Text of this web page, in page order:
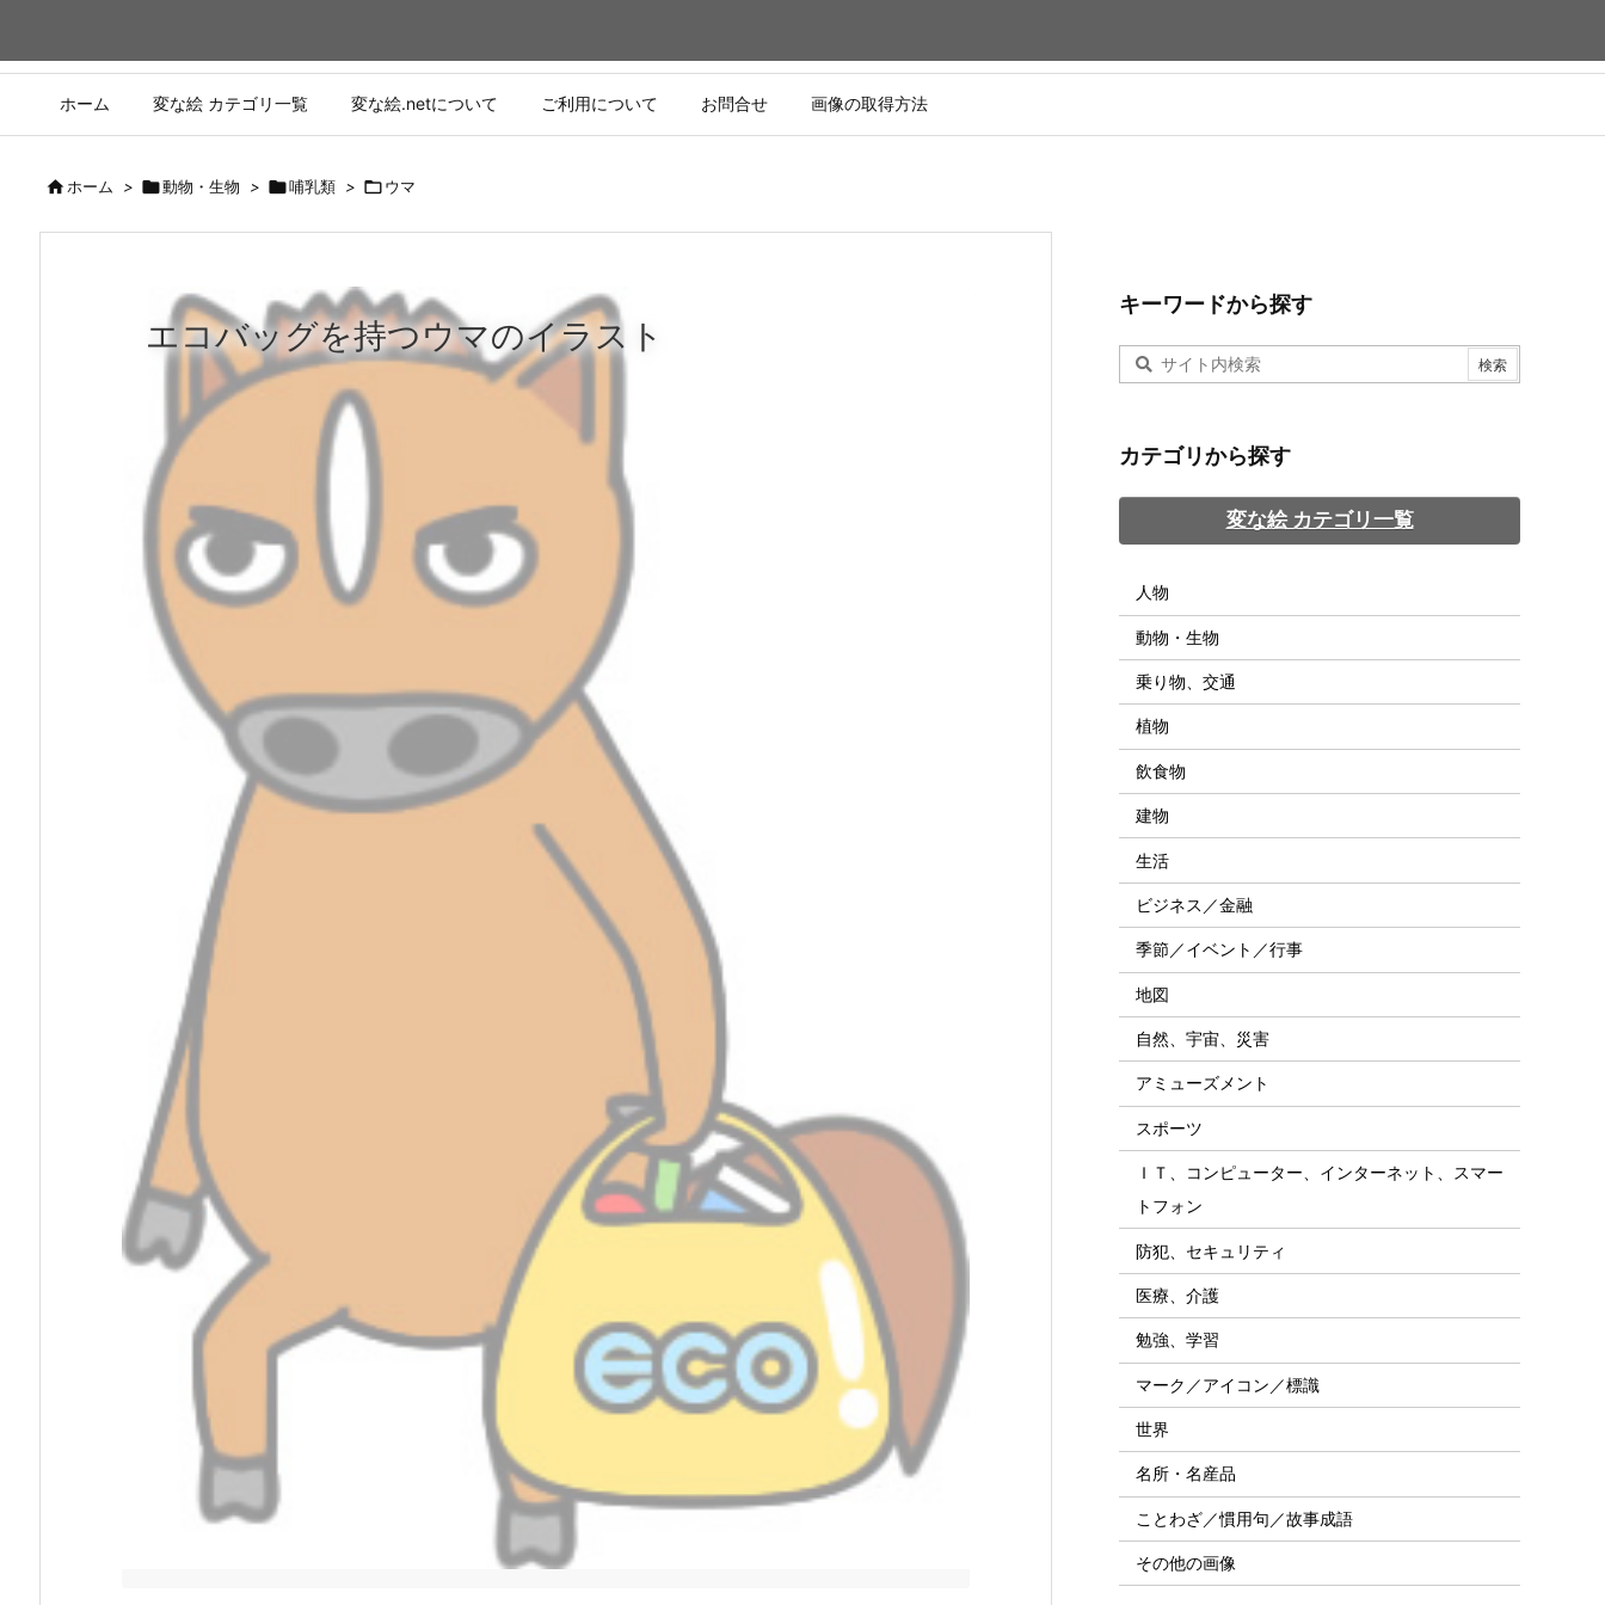
ホーム 変な絵 カテゴリ一覧 変な絵.netについて ご利用について お問合せ 画像の取得方法
ホーム > 動物・生物 > 哺乳類 > ウマ
エコバッグを持つウマのイラスト
キーワードから探す
カテゴリから探す
変な絵 カテゴリ一覧
人物
動物・生物
乗り物、交通
植物
飲食物
建物
生活
ビジネス／金融
季節／イベント／行事
地図
自然、宇宙、災害
アミューズメント
スポーツ
ＩＴ、コンピューター、インターネット、スマー
トフォン
防犯、セキュリティ
医療、介護
勉強、学習
マーク／アイコン／標識
世界
名所・名産品
ことわざ／慣用句／故事成語
その他の画像